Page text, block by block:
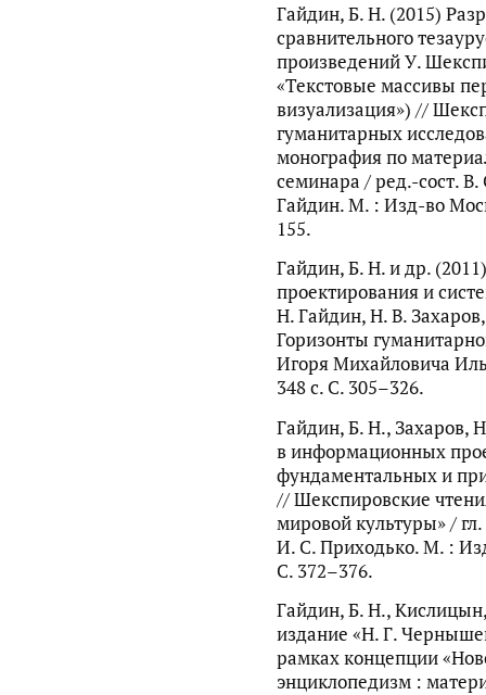
Гайдин, Б. Н. (2015)
сравнительного
произведений У.
«Текстовые массивы
визуализация») //
гуманитарных
монография по
семинара / ред.-сост.
Гайдин. М. : Изд-во
155.
Гайдин, Б. Н. и др.
проектирования и
Н. Гайдин, Н. В.
Горизонты
Игоря Михайловича
348 с. C. 305–326.
Гайдин, Б. Н., Захаров,
в информационных
фундаментальных и
// Шекспировские
мировой культуры» /
И. С. Приходько. М. :
С. 372–376.
Гайдин, Б. Н.,
издание «Н. Г.
рамках концепции
энциклопедизм :